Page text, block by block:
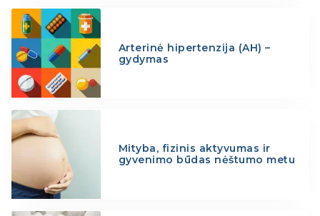
Arterinė hipertenzija (AH) –
gydymas
Mityba, fizinis aktyvumas ir
gyvenimo būdas nėštumo metu